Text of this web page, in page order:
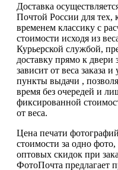
Доставка
Почтой России для тех,
временем классику с
стоимости исходя из
Курьерской службой,
доставку прямо к двери
зависит от веса заказа
пункты выдачи ,
время без очередей и
фиксированной
от веса.
Цена печати
стоимости за одно
оптовых скидок при
ФотоПочта предлагает